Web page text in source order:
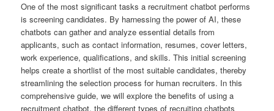
One of the most significant tasks a recruitment chatbot performs
is screening candidates. By harnessing the power of AI, these
chatbots can gather and analyze essential details from
applicants, such as contact information, resumes, cover letters,
work experience, qualifications, and skills. This initial screening
helps create a shortlist of the most suitable candidates, thereby
streamlining the selection process for human recruiters. In this
comprehensive guide, we will explore the benefits of using a
recruitment chatbot, the different types of recruiting chatbots